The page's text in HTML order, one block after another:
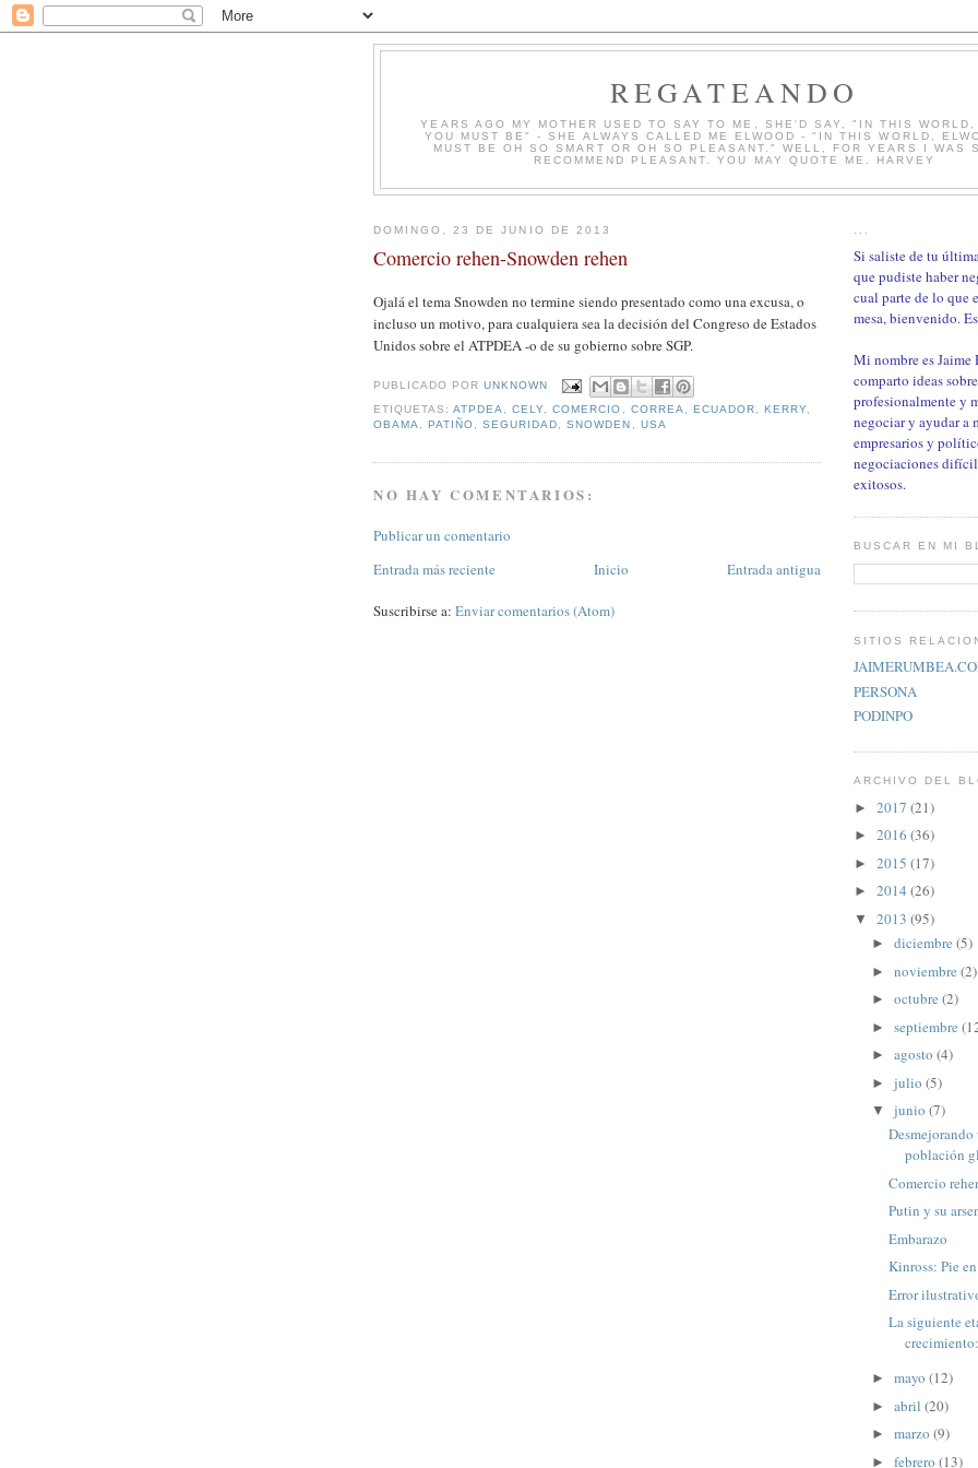
REGATEANDO
YEARS AGO MY MOTHER USED TO SAY TO ME, SHE'D SAY, "IN THIS WORLD,
YOU MUST BE" - SHE ALWAYS CALLED ME ELWOOD - "IN THIS WORLD,
MUST BE OH SO SMART OR OH SO PLEASANT." WELL, FOR YEARS I WAS
RECOMMEND PLEASANT. YOU MAY QUOTE ME. HARVEY
DOMINGO, 23 DE JUNIO DE 2013
Comercio rehen-Snowden rehen
Ojalá el tema Snowden no termine siendo presentado como una excusa, o
incluso un motivo, para cualquiera sea la decisión del Congreso de Estados
Unidos sobre el ATPDEA -o de su gobierno sobre SGP.
PUBLICADO PORUNKNOWN
ETIQUETAS:ATPDEA,CELY,COMERCIO , CORREA, ECUADOR, KERRY,
OBAMA,PATIÑO,SEGURIDAD,SNOWDEN , USA
NO HAY COMENTARIOS:
Publicar un comentario
Entrada más reciente
Entrada antigua
Inicio
Suscribirse a: Enviar comentarios (Atom)
Si saliste de tu
que pudiste haber
cual parte de lo que
mesa, bienvenido.
Mi nombre es Jaime
comparto ideas
profesionalmente y
negociar y ayudar a
empresarios y
negociaciones
exitosos.
BUSCAR EN MI
SITIOS
PERSONA
PODINPO
ARCHIVO DEL
► 2017 (21)
► 2016 (36)
► 2015 (17)
► 2014 (26)
▼ 2013 (95)
► diciembre (5)
► noviembre (2)
► octubre (2)
► septiembre
► agosto (4)
► julio (5)
▼ junio (7)
población
Comercio
Putin y su
Embarazo
Kinross: Pie
Error
La siguiente
► mayo (12)
► abril (20)
► marzo (9)
► febrero (13)